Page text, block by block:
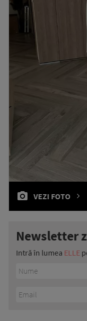
VEZI FOTO
Newsletter
Intră în lumea ELLE